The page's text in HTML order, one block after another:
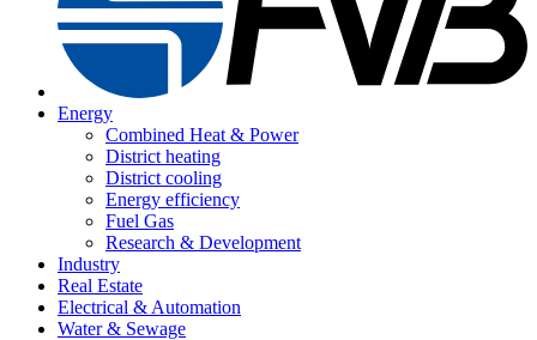
Energy
Combined Heat & Power
District heating
District cooling
Energy efficiency
Fuel Gas
Research & Development
Industry
Real Estate
Electrical & Automation
Water & Sewage